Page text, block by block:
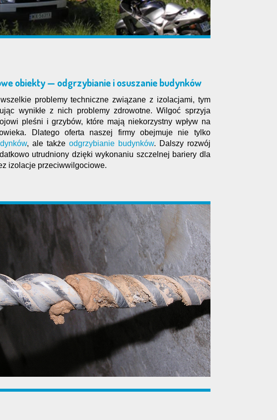
obiekty — odgrzybianie i osuszanie budynków
problemy techniczne związane z izolacjami, tym
wynikłe z nich problemy zdrowotne. Wilgoć sprzyja
pleśni i grzybów, które mają niekorzystny wpływ na
Dlatego oferta naszej firmy obejmuje nie tylko
, ale także odgrzybianie budynków. Dalszy rozwój
utrudniony dzięki wykonaniu szczelnej bariery dla
izolacje przeciwwilgociowe.